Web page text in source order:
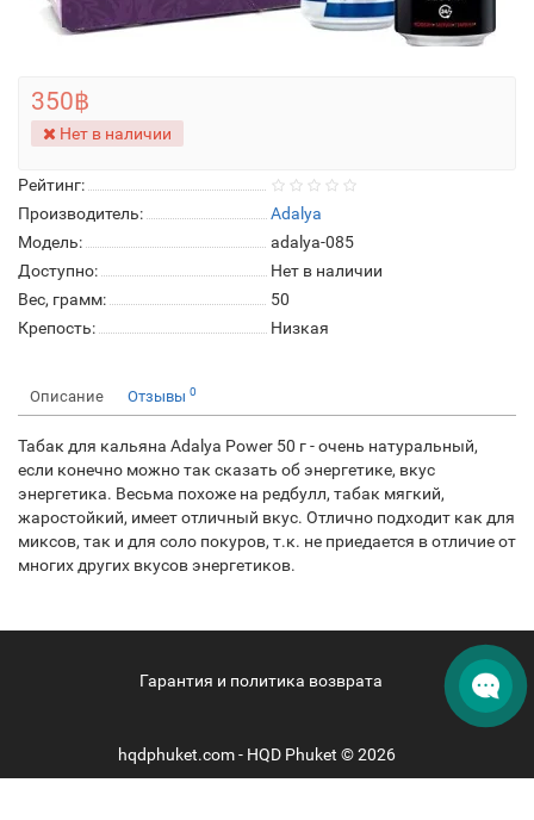
Рейтинг:
Производитель:
Adalya
Модель:
adalya-085
Доступно:
Нет в наличии
Вес, грамм:
50
Крепость:
Низкая
350฿
Нет в наличии
Описание Отзывы 0
Табак для кальяна Adalya Power 50 г - очень натуральный,
если конечно можно так сказать об энергетике, вкус
энергетика. Весьма похоже на редбулл, табак мягкий,
жаростойкий, имеет отличный вкус. Отлично подходит как для
миксов, так и для соло покуров, т.к. не приедается в отличие от
многих других вкусов энергетиков.
Гарантия и политика возврата
hqdphuket.com - HQD Phuket © 2026